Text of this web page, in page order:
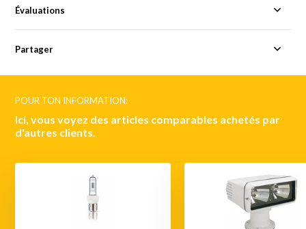
Évaluations
Partager
POUR TON INFORMATION:
Ici, vous voyez des articles comparables achetés par
d'autres clients.